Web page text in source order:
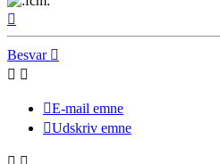
Besvar
E-mail emne
Udskriv emne